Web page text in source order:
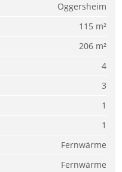
Oggersheim
115 m²
206 m²
4
3
1
1
Fernwärme
Fernwärme